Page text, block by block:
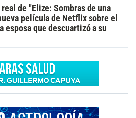
de "Elize: Sombras de una
película de Netflix sobre el
esposa que descuartizó a su